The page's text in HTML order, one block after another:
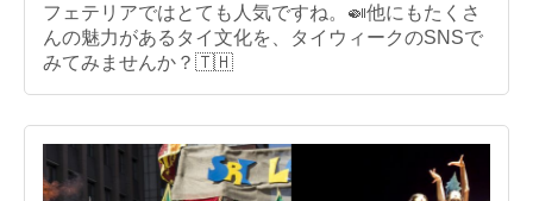
フェテリアではとても人気ですね。🍛他にもたくさ
んの魅力があるタイ文化を、タイウィークのSNSで
みてみませんか？🇹🇭